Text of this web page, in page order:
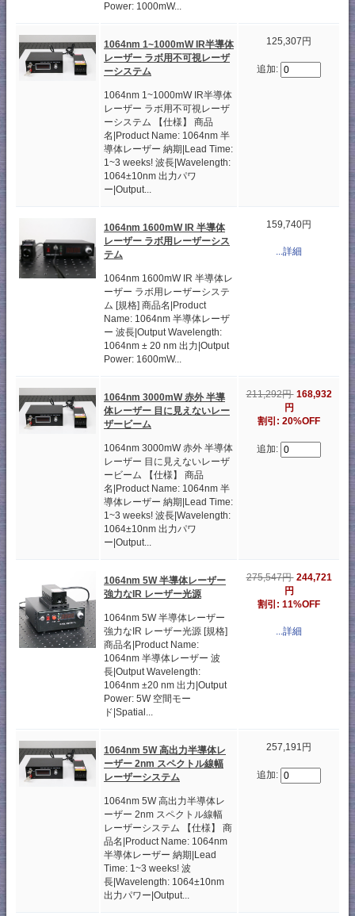
Power: 1000mW...
1064nm 1~1000mW IR半導体
レーザー ラボ用不可視レーザ
ーシステム
1064nm 1~1000mW IR半導体
レーザー ラボ用不可視レーザ
ーシステム 【仕様】 商品
名|Product Name: 1064nm 半
導体レーザー 納期|Lead Time:
1~3 weeks! 波長|Wavelength:
1064±10nm 出力パワ
ー|Output...
125,307円
追加:
1064nm 1600mW IR 半導体
レーザー ラボ用レーザーシス
テム
1064nm 1600mW IR 半導体レ
ーザー ラボ用レーザーシステ
ム [規格] 商品名|Product
Name: 1064nm 半導体レーザ
ー 波長|Output Wavelength:
1064nm ± 20 nm 出力|Output
Power: 1600mW...
159,740円
...詳細
1064nm 3000mW 赤外 半導
体レーザー 目に見えないレー
ザービーム
1064nm 3000mW 赤外 半導体
レーザー 目に見えないレーザ
ービーム 【仕様】 商品
名|Product Name: 1064nm 半
導体レーザー 納期|Lead Time:
1~3 weeks! 波長|Wavelength:
1064±10nm 出力パワ
ー|Output...
211,292円 168,932
円
割引: 20%OFF
追加:
1064nm 5W 半導体レーザー
強力なIR レーザー光源
1064nm 5W 半導体レーザー
強力なIR レーザー光源 [規格]
商品名|Product Name:
1064nm 半導体レーザー 波
長|Output Wavelength:
1064nm ±20 nm 出力|Output
Power: 5W 空間モー
ド|Spatial...
275,547円 244,721
円
割引: 11%OFF
...詳細
1064nm 5W 高出力半導体レ
ーザー 2nm スペクトル線幅
レーザーシステム
1064nm 5W 高出力半導体レ
ーザー 2nm スペクトル線幅
レーザーシステム 【仕様】 商
品名|Product Name: 1064nm
半導体レーザー 納期|Lead
Time: 1~3 weeks! 波
長|Wavelength: 1064±10nm
出力パワー|Output...
257,191円
追加: